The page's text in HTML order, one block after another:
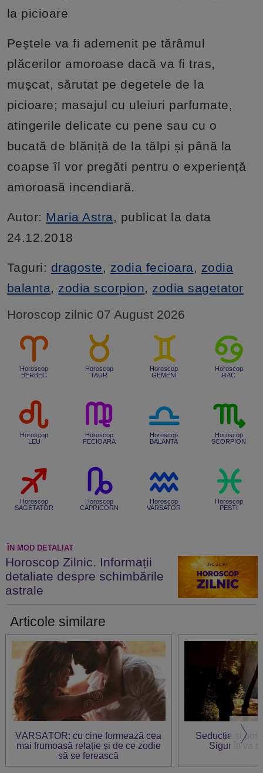
la picioare
Peștele va fi ademenit pe tărâmul
plăcerilor amoroase dacă va fi tras,
mușcat, sărutat pe degetele de la
picioare; masajul cu uleiuri parfumate,
atingerile delicate cu pene sau cu o
bucată de blăniță de la tălpi și până la
coapse îl vor pregăti pentru o experiență
amoroasă incendiară.
Autor: Maria Astra, publicat la data
24.12.2018
Taguri: dragoste, zodia fecioara, zodia
balanta, zodia scorpion, zodia sagetator
Horoscop zilnic 07 August 2026
Horoscop
BERBEC
Horoscop
TAUR
Horoscop
GEMENI
Horoscop
RAC
Horoscop
LEU
Horoscop
FECIOARA
Horoscop
BALANTA
Horoscop
SCORPION
Horoscop
SAGETATOR
Horoscop
CAPRICORN
Horoscop
VARSATOR
Horoscop
PESTI
ÎN MOD DETALIAT
Horoscop Zilnic. Informații
detaliate despre schimbările
astrale
Articole similare
VĂRSĂTOR: cu cine formează cea
mai frumoasă relație și de ce zodie
să se ferească
Seducție și
Sigur îți va